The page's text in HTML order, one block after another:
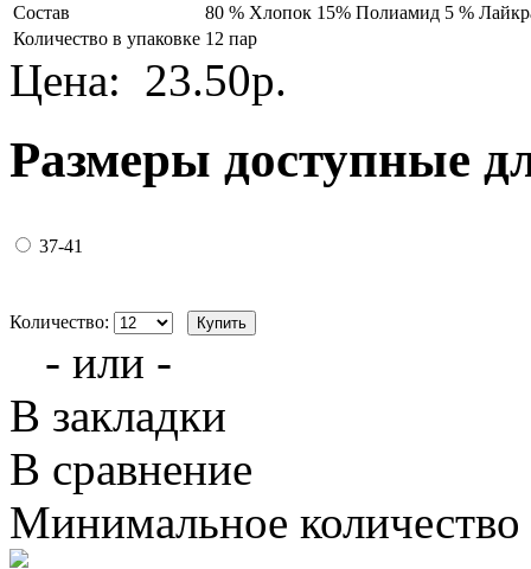
Состав
80 % Хлопок 15% Полиамид 5 %
Количество в упаковке 12 пар
Цена: 23.50р.
Размеры доступные
37-41
Количество:
- или -
В закладки
В сравнение
Минимальное количество